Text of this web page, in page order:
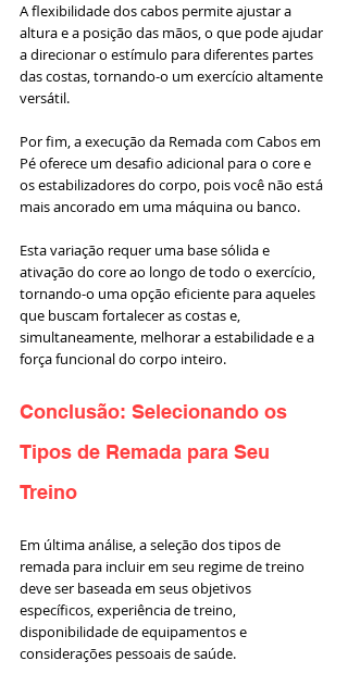
A flexibilidade dos cabos permite ajustar a
altura e a posição das mãos, o que pode ajudar
a direcionar o estímulo para diferentes partes
das costas, tornando-o um exercício altamente
versátil.
Por fim, a execução da Remada com Cabos em
Pé oferece um desafio adicional para o core e
os estabilizadores do corpo, pois você não está
mais ancorado em uma máquina ou banco.
Esta variação requer uma base sólida e
ativação do core ao longo de todo o exercício,
tornando-o uma opção eficiente para aqueles
que buscam fortalecer as costas e,
simultaneamente, melhorar a estabilidade e a
força funcional do corpo inteiro.
Conclusão: Selecionando os
Tipos de Remada para Seu
Treino
Em última análise, a seleção dos tipos de
remada para incluir em seu regime de treino
deve ser baseada em seus objetivos
específicos, experiência de treino,
disponibilidade de equipamentos e
considerações pessoais de saúde.